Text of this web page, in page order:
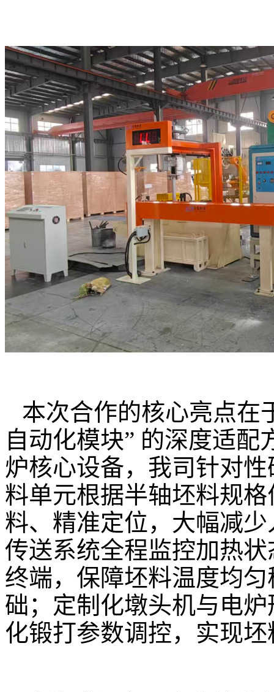
本次合作的核心亮点在
自动化模块” 的深度适
炉核心设备，我司针对
料单元根据半轴坯料规
料、精准定位，大幅减
传送系统全程监控加热
终端，保障坯料温度均
础；定制化墩头机与电
化锻打参数调控，实现